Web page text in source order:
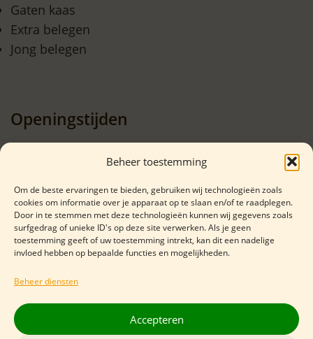
Beheer toestemming
Om de beste ervaringen te bieden, gebruiken wij technologieën zoals
cookies om informatie over je apparaat op te slaan en/of te raadplegen.
Door in te stemmen met deze technologieën kunnen wij gegevens zoals
surfgedrag of unieke ID's op deze site verwerken. Als je geen
toestemming geeft of uw toestemming intrekt, kan dit een nadelige
invloed hebben op bepaalde functies en mogelijkheden.
Beheer diensten
Accepteren
Gaten kaas
Extra belegen
Jong belegen
Openingstijden
Gesloten
Woensdag
10:00 - 16:00
Donderdag
10:00 - 16:00
Vrijdag
09:00 - 17:15
Zaterdag
09:00 - 17:15
Zondag